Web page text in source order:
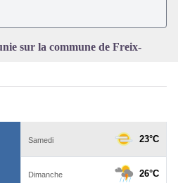
sur la commune de Freix-